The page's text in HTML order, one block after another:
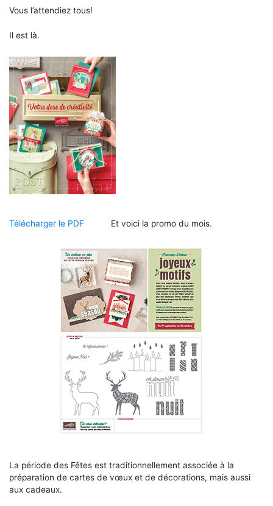
Vous l’attendiez tous!
Il est là.
Télécharger le PDF Et voici la promo du mois.
La période des Fêtes est traditionnellement associée à la
préparation de cartes de vœux et de décorations, mais aussi
aux cadeaux.